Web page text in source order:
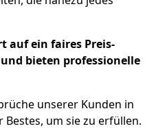
auf ein faires Preis-
bieten professionelle
unserer Kunden in
um sie zu erfüllen.